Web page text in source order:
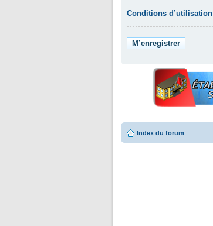
Conditions d’utilisation
M’enregistrer
Index du forum